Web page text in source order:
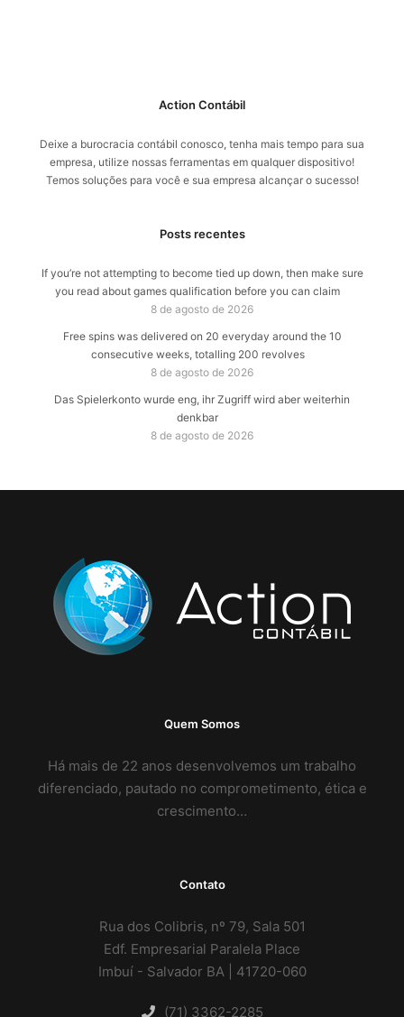
Action Contábil
Deixe a burocracia contábil conosco, tenha mais tempo para sua
empresa, utilize nossas ferramentas em qualquer dispositivo!
Temos soluções para você e sua empresa alcançar o sucesso!
Posts recentes
If you’re not attempting to become tied up down, then make sure
you read about games qualification before you can claim
8 de agosto de 2026
Free spins was delivered on 20 everyday around the 10
consecutive weeks, totalling 200 revolves
8 de agosto de 2026
Das Spielerkonto wurde eng, ihr Zugriff wird aber weiterhin
denkbar
8 de agosto de 2026
Quem Somos
Há mais de 22 anos desenvolvemos um trabalho
diferenciado, pautado no comprometimento, ética e
crescimento…
Contato
Rua dos Colibris, nº 79, Sala 501
Edf. Empresarial Paralela Place
Imbuí - Salvador BA | 41720-060
(71) 3362-2285